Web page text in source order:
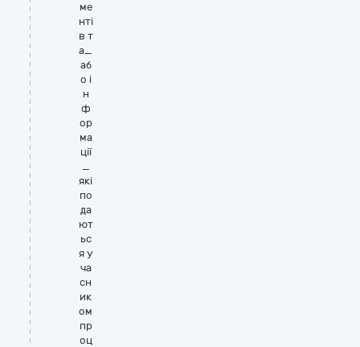
ме
нті
в т
а_
аб
о і
н
ф
ор
ма
ції
_
які
по
да
ют
ьс
я у
ча
сн
ик
ом
пр
оц